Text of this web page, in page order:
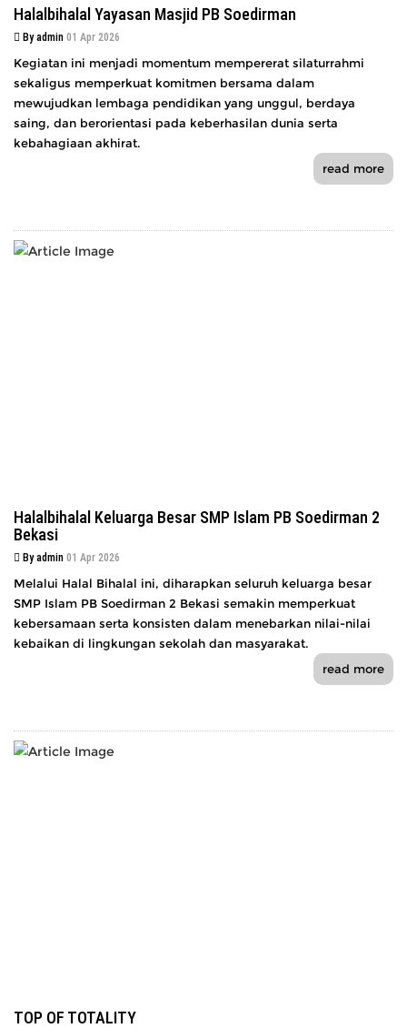
Halalbihalal Yayasan Masjid PB Soedirman
By admin 01 Apr 2026
Kegiatan ini menjadi momentum mempererat silaturrahmi
sekaligus memperkuat komitmen bersama dalam
mewujudkan lembaga pendidikan yang unggul, berdaya
saing, dan berorientasi pada keberhasilan dunia serta
kebahagiaan akhirat.
read more
Halalbihalal Keluarga Besar SMP Islam PB Soedirman 2
Bekasi
By admin 01 Apr 2026
Melalui Halal Bihalal ini, diharapkan seluruh keluarga besar
SMP Islam PB Soedirman 2 Bekasi semakin memperkuat
kebersamaan serta konsisten dalam menebarkan nilai-nilai
kebaikan di lingkungan sekolah dan masyarakat.
read more
TOP OF TOTALITY